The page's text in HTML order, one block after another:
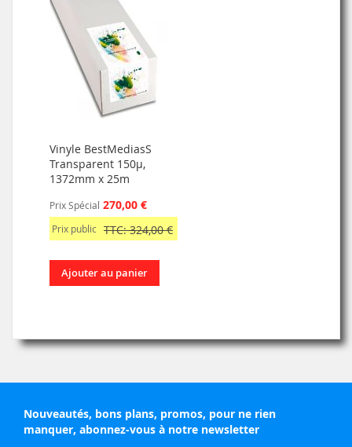
Vinyle BestMediasS
Transparent 150µ,
1372mm x 25m
Prix Spécial 270,00 €
Prix public TTC: 324,00 €
Ajouter au panier
Nouveautés, bons plans, promos, pour ne rien
manquer, abonnez-vous à notre newsletter